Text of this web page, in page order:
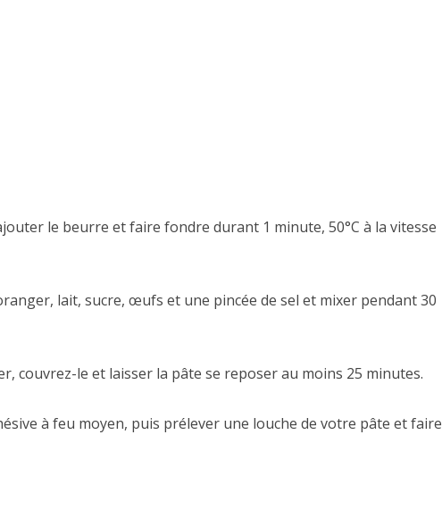
le beurre et faire fondre durant 1 minute, 50°C à la vitesse
lait, sucre, œufs et une pincée de sel et mixer pendant 30
couvrez-le et laisser la pâte se reposer au moins 25 minutes.
à feu moyen, puis prélever une louche de votre pâte et faire